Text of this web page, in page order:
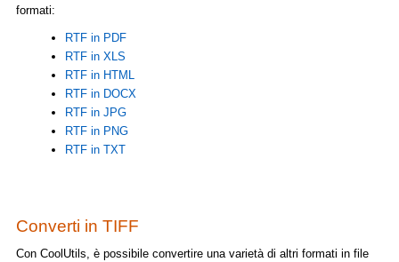
formati:
RTF in PDF
RTF in XLS
RTF in HTML
RTF in DOCX
RTF in JPG
RTF in PNG
RTF in TXT
Converti in TIFF
Con CoolUtils, è possibile convertire una varietà di altri formati in file